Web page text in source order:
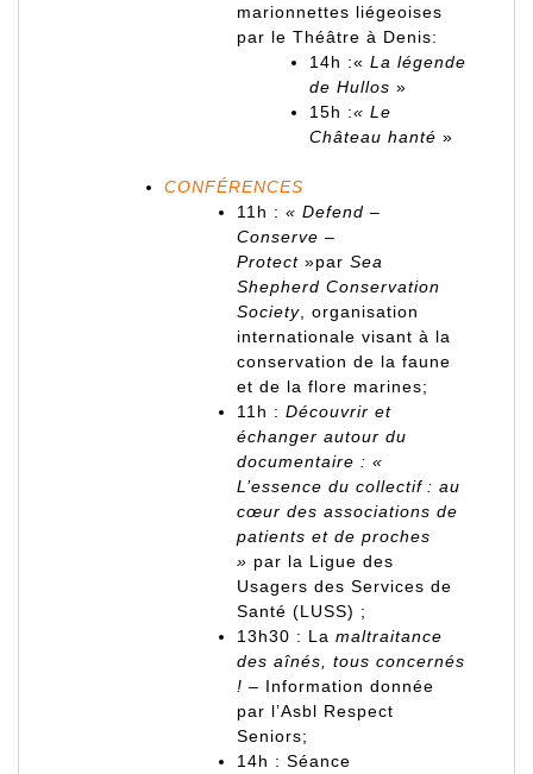
marionnettes liégeoises
par le Théâtre à Denis:
14h :« La légende
de Hullos »
15h :« Le
Château hanté »
CONFÉRENCES
11h : « Defend –
Conserve –
Protect »par Sea
Shepherd Conservation
Society , organisation
internationale visant à la
conservation de la faune
et de la flore marines;
11h : Découvrir et
échanger autour du
documentaire : «
L’essence du collectif : au
cœur des associations de
patients et de proches
» par la Ligue des
Usagers des Services de
Santé (LUSS) ;
13h30 : La maltraitance
des aînés, tous concernés
! – Information donnée
par l’Asbl Respect
Seniors;
14h : Séance